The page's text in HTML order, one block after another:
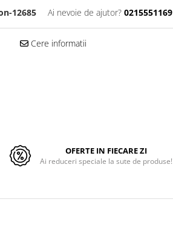
12685 Ai nevoie de ajutor? 0215551169
Cere informatii
OFERTE IN FIECARE ZI
Ai reduceri speciale la sute de produse!